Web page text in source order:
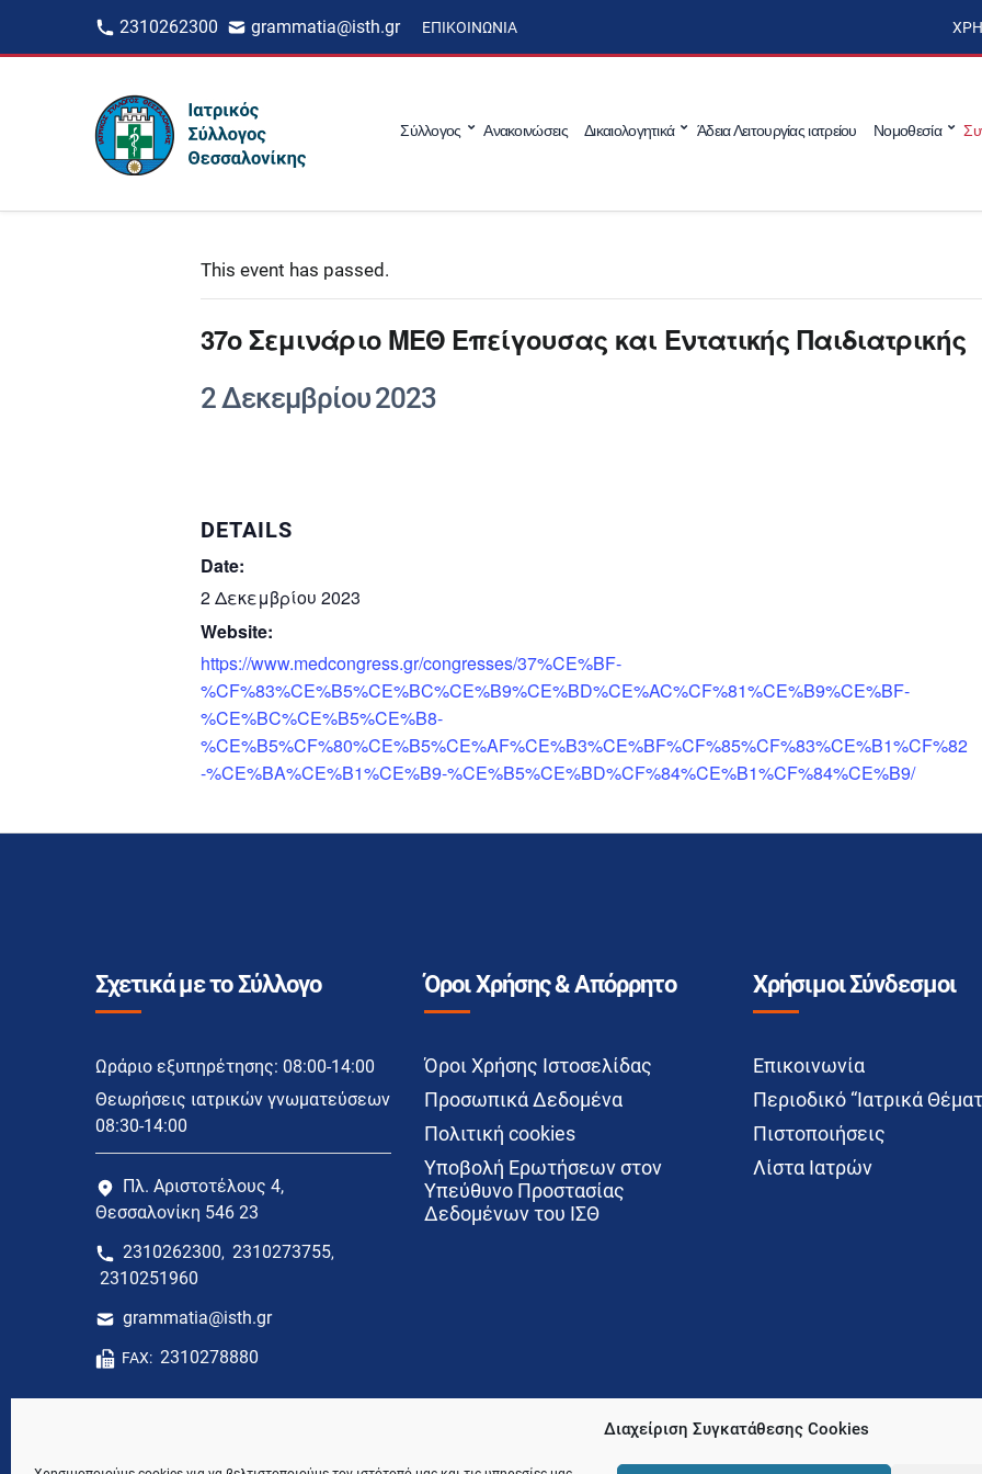
Διαχείριση Συγκατάθεσης Cookies
2310262300 grammatia@isth.gr ΕΠΙΚΟΙΝΩΝΊΑ
Σύλλογος Ανακοινώσεις Δικαιολογητικά Άδεια Λειτουργίας ιατρείου Νομοθεσία
This event has passed.
37ο Σεμινάριο ΜΕΘ Επείγουσας και Εντατικής Παιδιατρικής
2 Δεκεμβρίου 2023
DETAILS
Date:
2 Δεκεμβρίου 2023
Website:
https://www.medcongress.gr/congresses/37%CE%BF-
%CF%83%CE%B5%CE%BC%CE%B9%CE%BD%CE%AC%CF%81%CE%B9%CE%BF-
%CE%BC%CE%B5%CE%B8-
%CE%B5%CF%80%CE%B5%CE%AF%CE%B3%CE%BF%CF%85%CF%83%CE%B1%CF%82
-%CE%BA%CE%B1%CE%B9-%CE%B5%CE%BD%CF%84%CE%B1%CF%84%CE%B9/
Σχετικά με το Σύλλογο
Ωράριο εξυπηρέτησης: 08:00-14:00
Θεωρήσεις ιατρικών γνωματεύσεων
08:30-14:00
Πλ. Αριστοτέλους 4,
Θεσσαλονίκη 546 23
2310262300, 2310273755,
2310251960
grammatia@isth.gr
FAX: 2310278880
Όροι Χρήσης & Απόρρητο
Όροι Χρήσης Ιστοσελίδας
Προσωπικά Δεδομένα
Πολιτική cookies
Υποβολή Ερωτήσεων στον
Υπεύθυνο Προστασίας
Δεδομένων του ΙΣΘ
Χρήσιμοι Σύνδεσμοι
Επικοινωνία
Περιοδικό “Ιατρικά
Πιστοποιήσεις
Λίστα Ιατρών